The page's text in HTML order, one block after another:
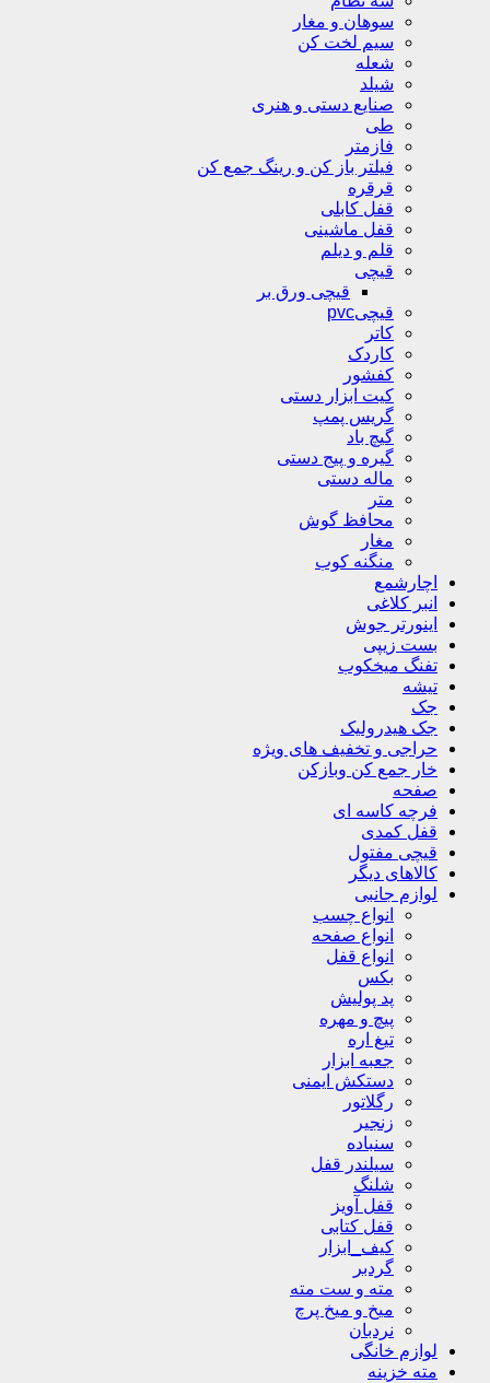
سوهان و مغار
سیم لخت کن
شعله
شیلد
صنایع دستی و هنری
طی
فازمتر
فیلتر باز کن و رینگ جمع کن
قرقره
قفل کابلی
قفل ماشینی
قلم و دیلم
قیچی
قیچی ورق بر
قیچیpvc
کاتر
کاردک
کفشور
کیت ابزار دستی
گریس پمپ
گیچ باد
گیره و پیج دستی
ماله دستی
متر
محافظ گوش
مغار
منگنه کوب
اچارشمع
انبر کلاغی
اینورتر جوش
بست زیپی
تفنگ میخکوب
تیشه
جک
جک هیدرولیک
حراجی و تخفیف های ویژه
خار جمع کن وبازکن
صفحه
فرچه کاسه ای
قفل کمدی
قیچی مفتول
کالاهای دیگر
لوازم جانبی
انواع چسب
انواع صفحه
انواع قفل
بکس
پد پولیش
پیچ و مهره
تیغ اره
جعبه ابزار
دستکش ایمنی
رگلاتور
زنجیر
سنباده
سیلندر قفل
شلنگ
قفل آویز
قفل کتابی
کیف_ابزار
گردبر
مته و ست مته
میخ و میخ پرچ
نردبان
لوازم خانگی
مته خزینه